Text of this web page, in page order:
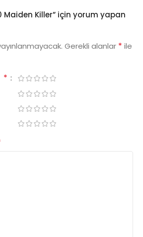
Maiden Killer” için yorum yapan
Gerekli alanlar * ile
*